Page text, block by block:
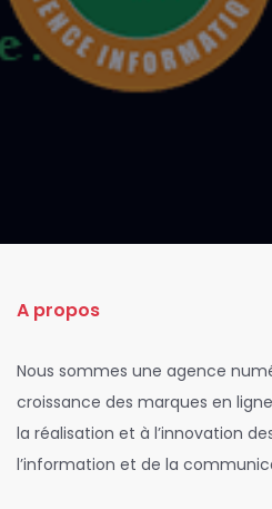
A propos
Nous sommes une agence
croissance des marques en
la réalisation et à l’innovation
l’information et de la